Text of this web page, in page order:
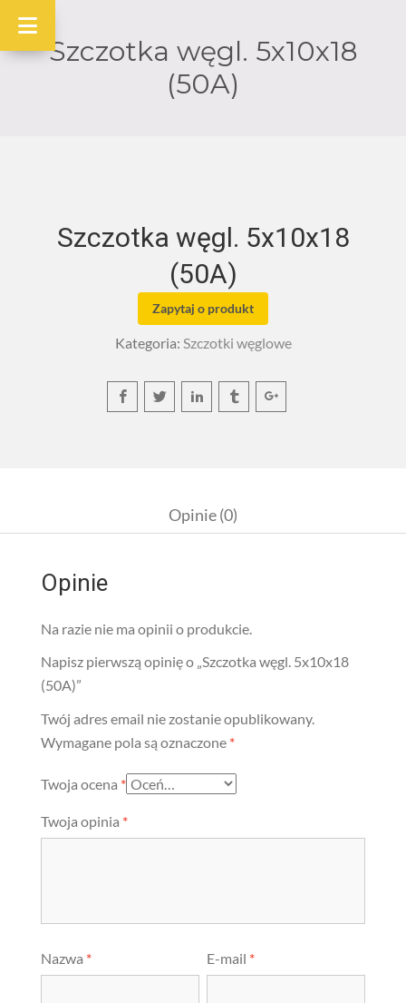
Szczotka węgl. 5x10x18
(50A)
Szczotka węgl. 5x10x18
(50A)
Zapytaj o produkt
Kategoria: Szczotki węglowe
Opinie (0)
Opinie
Na razie nie ma opinii o produkcie.
Napisz pierwszą opinię o „Szczotka węgl. 5x10x18
(50A)”
Twój adres email nie zostanie opublikowany.
Wymagane pola są oznaczone *
Twoja ocena *
Twoja opinia *
Nazwa * E-mail *